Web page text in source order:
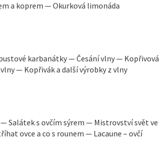
a koprem — Okurková limonáda
karbanátky — Česání vlny — Kopřivová
— Kopřivák a další výrobky z vlny
Salátek s ovčím sýrem — Mistrovství svět ve
ovce a co s rounem — Lacaune – ovčí